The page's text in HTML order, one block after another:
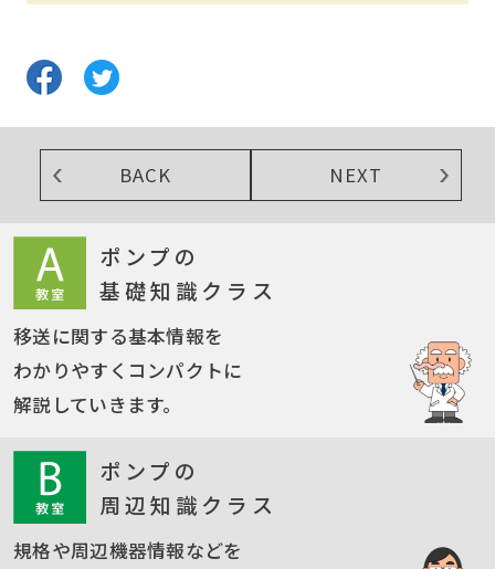
BACK NEXT
ポンプの
基礎知識クラス
移送に関する基本情報を
わかりやすくコンパクトに
解説していきます。
ポンプの
周辺知識クラス
規格や周辺機器情報などを